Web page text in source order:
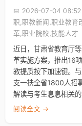
📅 2026-07-04 08:52
职,职教新闻,职业教育
革,职业院校,技能人才
近日，甘肃省教育厅
革实施方案，推出16
教提质按下加速键。
支一扶全省1800人招
解读与考生息息相关的
阅读全文 →